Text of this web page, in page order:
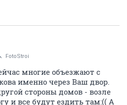
FotoStroi
многие объезжают с
именно через Ваш двор.
стороны домов - возле
и все будут ездить там:(( А